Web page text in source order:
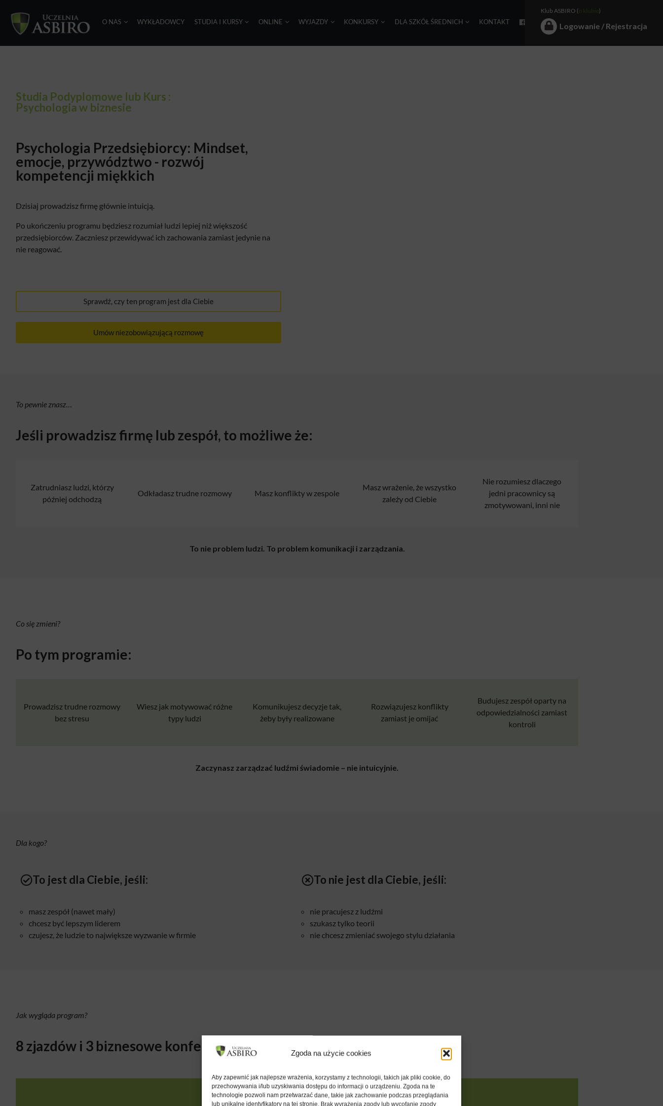
Zgoda na użycie cookies
Aby zapewnić jak najlepsze wrażenia, korzystamy z technologii, takich jak pliki cookie, do
przechowywania i/lub uzyskiwania dostępu do informacji o urządzeniu. Zgoda na te
technologie pozwoli nam przetwarzać dane, takie jak zachowanie podczas przeglądania
lub unikalne identyfikatory na tej stronie. Brak wyrażenia zgody lub wycofanie zgody
O NAS WYKŁADOWCY STUDIA I KURSY ONLINE WYJAZDY KONKURSY DLA SZKÓŁ ŚREDNICH KONTAKT
Klub ASBIRO ( o klubie )
Logowanie / Rejestracja
Studia Podyplomowe lub Kurs :
Psychologia w biznesie​
Psychologia Przedsiębiorcy: Mindset,
emocje, przywództwo - rozwój
kompetencji miękkich
Dzisiaj prowadzisz firmę głównie intuicją.
Po ukończeniu programu będziesz rozumiał ludzi lepiej niż większość
przedsiębiorców. Zaczniesz przewidywać ich zachowania zamiast jedynie na
nie reagować.
Sprawdź, czy ten program jest dla Ciebie
Umów niezobowiązującą rozmowę
To pewnie znasz…
Jeśli prowadzisz firmę lub zespół, to możliwe że:
Zatrudniasz ludzi, którzy
później odchodzą
Odkładasz trudne rozmowy Masz konflikty w zespole
Masz wrażenie, że wszystko
zależy od Ciebie
Nie rozumiesz dlaczego
jedni pracownicy są
zmotywowani, inni nie
To nie problem ludzi. To problem komunikacji i zarządzania.
Co się zmieni?
Po tym programie:
Prowadzisz trudne rozmowy
bez stresu
Wiesz jak motywować różne
typy ludzi
Komunikujesz decyzje tak,
żeby były realizowane
Rozwiązujesz konflikty
zamiast je omijać
Budujesz zespół oparty na
odpowiedzialności zamiast
kontroli
Zaczynasz zarządzać ludźmi świadomie – nie intuicyjnie.
Dla kogo?
To jest dla Ciebie, jeśli:
masz zespół (nawet mały)​
chcesz być lepszym liderem
czujesz, że ludzie to największe wyzwanie w firmie
To nie jest dla Ciebie, jeśli:
nie pracujesz z ludźmi
szukasz tylko teorii
nie chcesz zmieniać swojego stylu działania
Jak wygląda program?
8 zjazdów i 3 biznesowe konferencje
Konferencja Biznesowa